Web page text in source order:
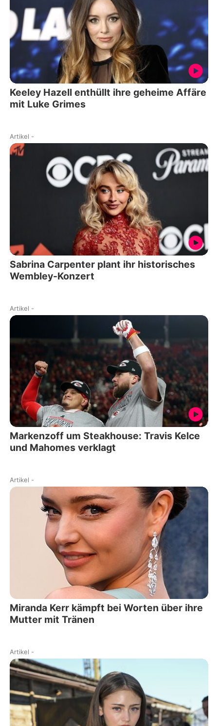
Keeley Hazell enthüllt ihre geheime Affäre
mit Luke Grimes
Artikel -
Sabrina Carpenter plant ihr historisches
Wembley-Konzert
Artikel -
Markenzoff um Steakhouse: Travis Kelce
und Mahomes verklagt
Artikel -
Miranda Kerr kämpft bei Worten über ihre
Mutter mit Tränen
Artikel -